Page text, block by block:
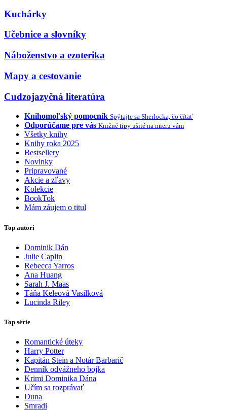
Kuchárky
Učebnice a slovníky
Náboženstvo a ezoterika
Mapy a cestovanie
Cudzojazyčná literatúra
Knihomoľský pomocník Spýtajte sa Sherlocka, čo čítať
Odporúčame pre vás Knižné tipy ušité na mieru vám
Všetky knihy
Knihy roka 2025
Bestsellery
Novinky
Pripravované
Akcie a zľavy
Kolekcie
BookTok
Mám záujem o titul
Top autori
Dominik Dán
Julie Caplin
Rebecca Yarros
Ana Huang
Sarah J. Maas
Táňa Keleová Vasilková
Lucinda Riley
Top série
Romantické úteky
Harry Potter
Kapitán Stein a Notár Barbarič
Denník odvážneho bojka
Krimi Dominika Dána
Učím sa rozprávať
Duna
Smradi